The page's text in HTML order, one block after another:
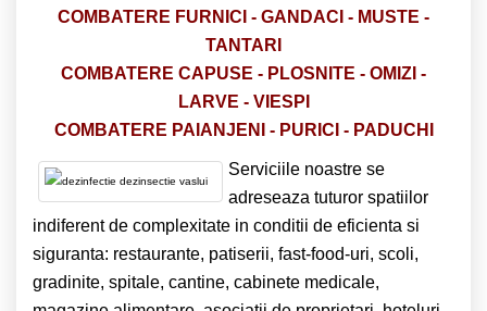
COMBATERE FURNICI - GANDACI - MUSTE -
TANTARI
COMBATERE CAPUSE - PLOSNITE - OMIZI -
LARVE - VIESPI
COMBATERE PAIANJENI - PURICI - PADUCHI
Serviciile noastre se
adreseaza tuturor spatiilor
indiferent de complexitate in conditii de eficienta si
siguranta: restaurante, patiserii, fast-food-uri, scoli,
gradinite, spitale, cantine, cabinete medicale,